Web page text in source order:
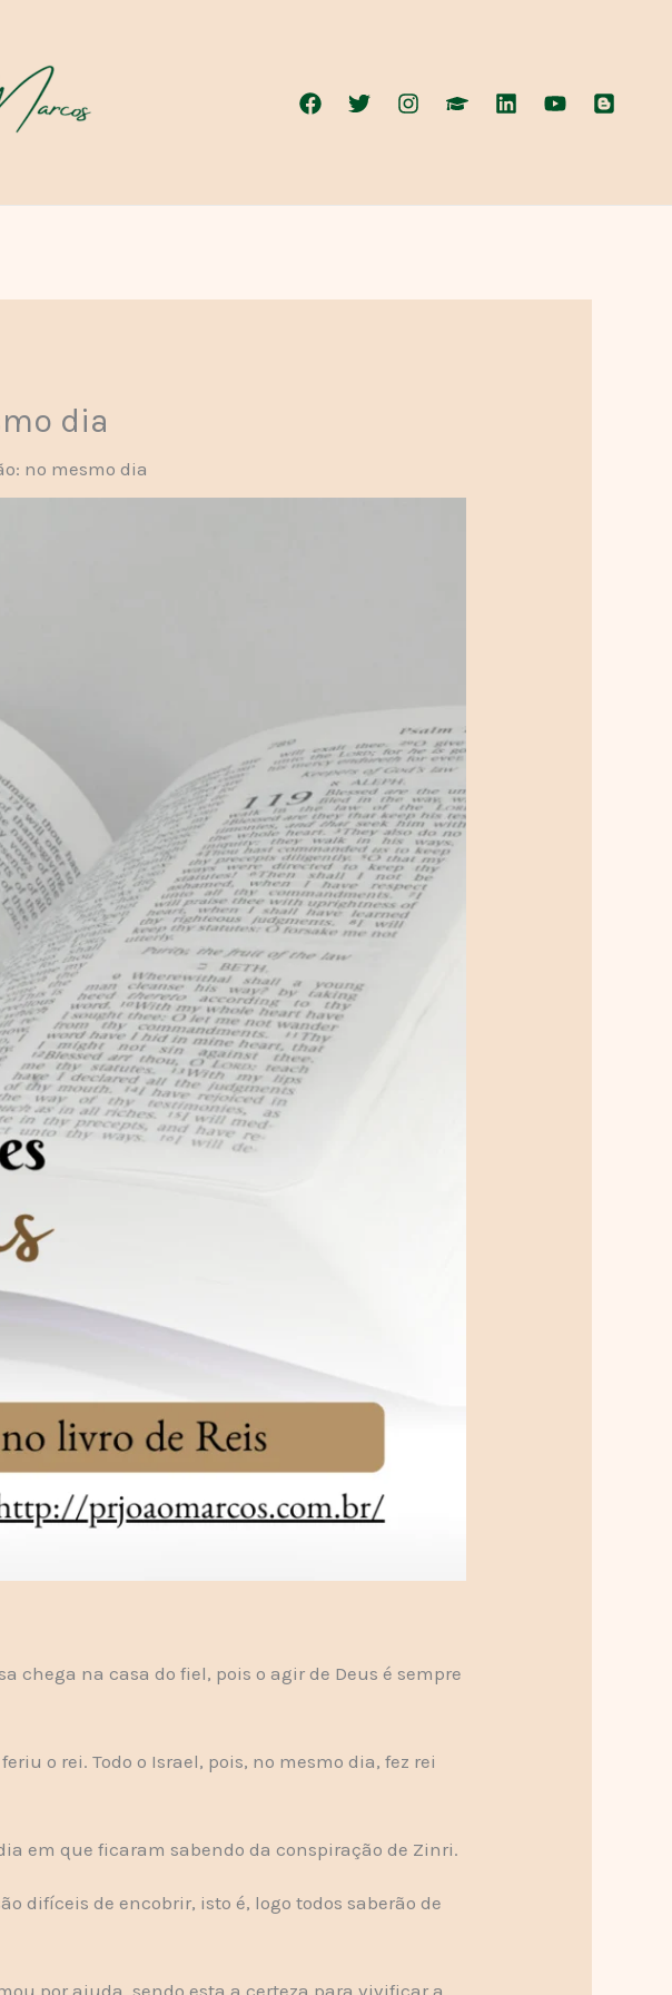
dia
no mesmo dia
na casa do fiel, pois o agir de Deus é sempre
o rei. Todo o Israel, pois, no mesmo dia, fez rei
em que ficaram sabendo da conspiração de Zinri.
difíceis de encobrir, isto é, logo todos saberão de